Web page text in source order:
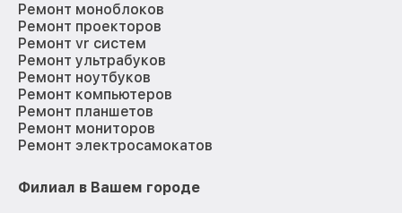
Ремонт моноблоков
Ремонт проекторов
Ремонт vr систем
Ремонт ультрабуков
Ремонт ноутбуков
Ремонт компьютеров
Ремонт планшетов
Ремонт мониторов
Ремонт электросамокатов
Филиал в Вашем городе